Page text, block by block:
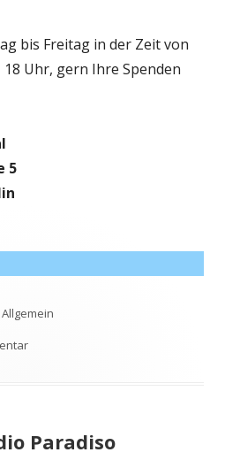
bis Freitag in der Zeit von
Uhr, gern Ihre Spenden
5
Kategorien
Allgemein
zu Bitte aus der Ukraine
Paradiso